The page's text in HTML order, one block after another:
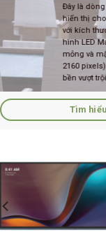
Đây là
hiển thị
với kích
hình LED
mỏng và
2160
bền vượt trội.
Tìm